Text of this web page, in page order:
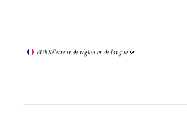
EURSélecteur de région et de langue